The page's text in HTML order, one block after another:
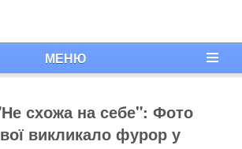
МЕНЮ
схожа на себе": Фото
викликало фурор у